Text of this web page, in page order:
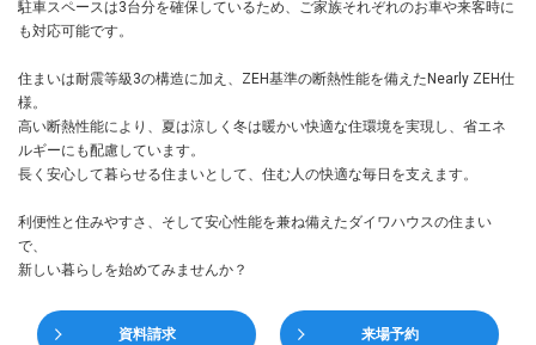
駐車スペースは3台分を確保しているため、ご家族それぞれのお車や来客時に
も対応可能です。
住まいは耐震等級3の構造に加え、ZEH基準の断熱性能を備えたNearly ZEH仕
様。
高い断熱性能により、夏は涼しく冬は暖かい快適な住環境を実現し、省エネ
ルギーにも配慮しています。
長く安心して暮らせる住まいとして、住む人の快適な毎日を支えます。
利便性と住みやすさ、そして安心性能を兼ね備えたダイワハウスの住まい
で、
新しい暮らしを始めてみませんか？
資料請求 来場予約